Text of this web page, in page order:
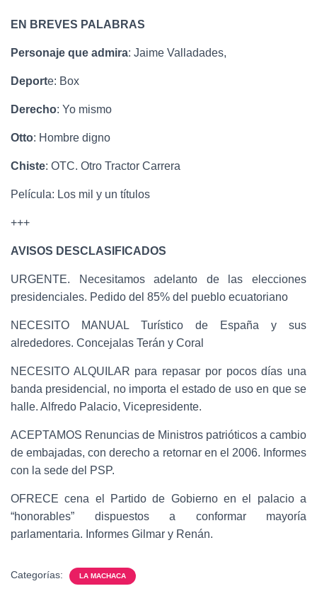
EN BREVES PALABRAS
Personaje que admira: Jaime Valladades,
Deporte: Box
Derecho: Yo mismo
Otto: Hombre digno
Chiste: OTC. Otro Tractor Carrera
Película: Los mil y un títulos
+++
AVISOS DESCLASIFICADOS
URGENTE. Necesitamos adelanto de las elecciones
presidenciales. Pedido del 85% del pueblo ecuatoriano
NECESITO MANUAL Turístico de España y sus
alrededores. Concejalas Terán y Coral
NECESITO ALQUILAR para repasar por pocos días una
banda presidencial, no importa el estado de uso en que se
halle. Alfredo Palacio, Vicepresidente.
ACEPTAMOS Renuncias de Ministros patrióticos a cambio
de embajadas, con derecho a retornar en el 2006. Informes
con la sede del PSP.
OFRECE cena el Partido de Gobierno en el palacio a
“honorables” dispuestos a conformar mayoría
parlamentaria. Informes Gilmar y Renán.
Categorías: LA MACHACA